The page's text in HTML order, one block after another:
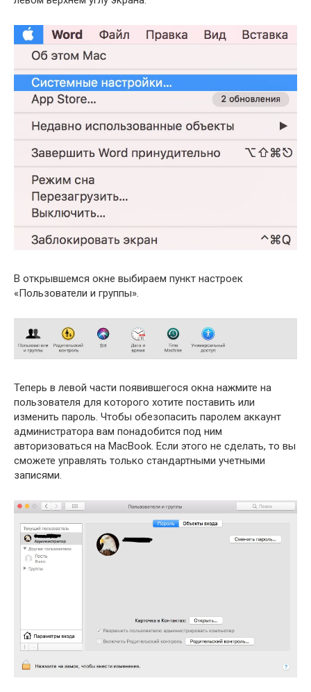
В открывшемся окне выбираем пункт настроек
«Пользователи и группы».
Теперь в левой части появившегося окна нажмите на
пользователя для которого хотите поставить или
изменить пароль. Чтобы обезопасить паролем аккаунт
администратора вам понадобится под ним
авторизоваться на MacBook. Если этого не сделать, то вы
сможете управлять только стандартными учетными
записями.